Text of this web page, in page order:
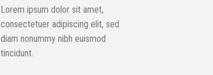
Lorem ipsum dolor sit amet,
consectetuer adipiscing elit, sed
diam nonummy nibh euismod
tincidunt.